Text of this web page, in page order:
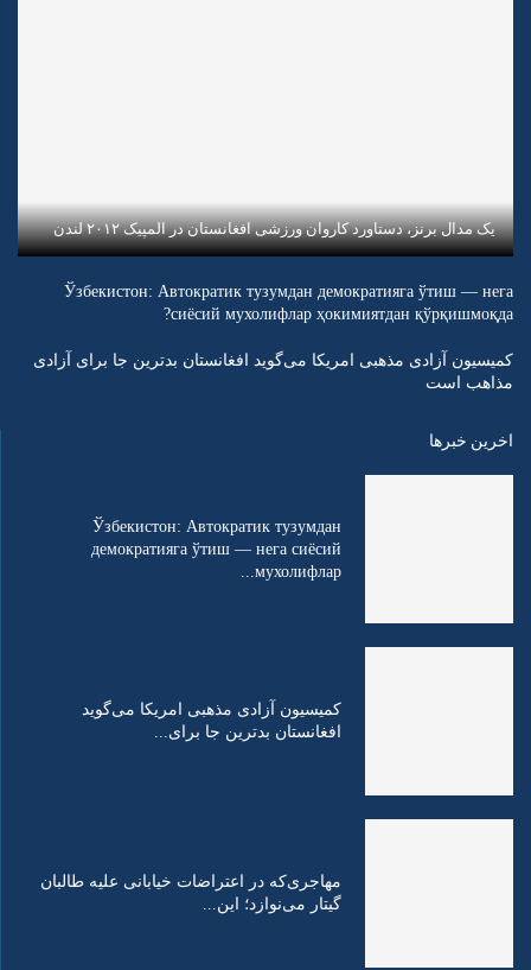
یک مدال برنز، دستاورد کاروان ورزشی افغانستان در المپیک ۲۰۱۲ لندن
Ўзбекистон: Автократик тузумдан демократияга ўтиш — нега
сиёсий мухолифлар ҳокимиятдан қўрқишмоқда?
کمیسیون آزادی مذهبی امریکا می‌گوید افغانستان بدترین جا برای آزادی
مذاهب است
اخرین خبرها
Ўзбекистон: Автократик тузумдан
демократияга ўтиш — нега сиёсий
мухолифлар...
کمیسیون آزادی مذهبی امریکا می‌گوید
افغانستان بدترین جا برای...
مهاجری‌که در اعتراضات خیابانی علیه طالبان
گیتار می‌نوازد؛ این...